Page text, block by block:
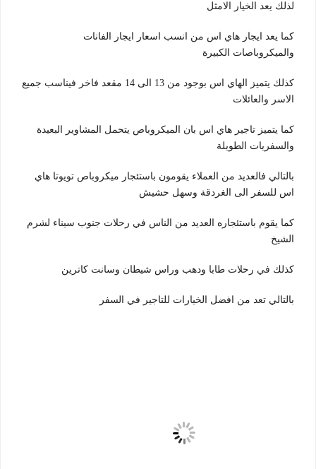
لذلك يعد الخيار الامثل
كما يعد ايجار هاي اس من انسب اسعار ايجار الفانات
والميكروباصات الكبيرة
كذلك يتميز الهاي اس بوجود من 13 الى 14 مقعد فاخر فيناسب جميع
الاسر والعائلات
كما يتميز تاجير هاي اس بان الميكروباص يتحمل المشاوير البعيدة
والسفريات الطويلة
بالتالي فالعديد من العملاء يقومون باستئجار ميكروباص تويوتا هاي
اس للسفر الى الغردقة وسهل حشيش
كما يقوم باستئجاره العديد من الناس في رحلات جنوب سيناء لشرم
الشيخ
كذلك في رحلات طابا ودهب وراس شيطان وسانت كاترين
بالتالي تعد من افضل الخيارات للتاجير في السفر